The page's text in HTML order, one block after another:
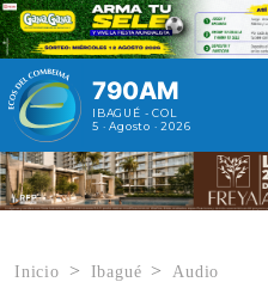
Pasar al contenido principal
790AM
IBAGUÉ - COL
5 · Agosto · 2026
Inicio Ibagué Audio